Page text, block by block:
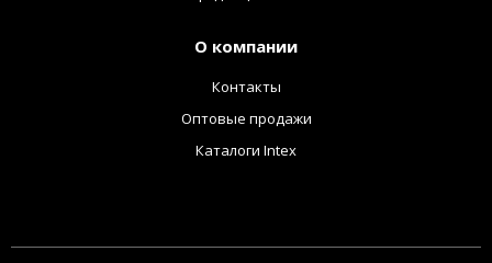
О компании
Контакты
Оптовые продажи
Каталоги Intex